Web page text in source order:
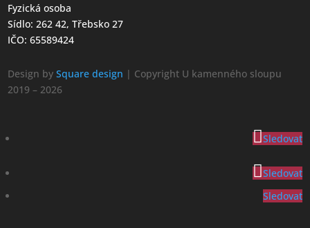
Fyzická osoba
Sídlo: 262 42, Třebsko 27
IČO: 65589424
Design bySquare design | Copyright U kamenného sloupu
2019 – 2026
Sledovat
Sledovat
Sledovat